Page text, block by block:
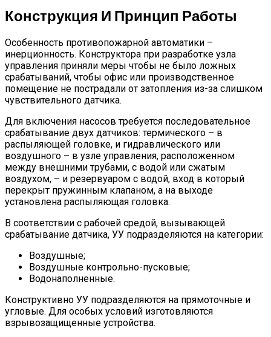
Конструкция И Принцип Работы
Особенность противопожарной автоматики –
инерционность. Конструктора при разработке узла
управления приняли меры чтобы не было ложных
срабатываний, чтобы офис или производственное
помещение не пострадали от затопления из-за слишком
чувствительного датчика.
Для включения насосов требуется последовательное
срабатывание двух датчиков: термического – в
распыляющей головке, и гидравлического или
воздушного – в узле управления, расположенном
между внешними трубами, с водой или сжатым
воздухом, – и резервуаром с водой, вход в который
перекрыт пружинным клапаном, а на выходе
установлена распыляющая головка.
В соответствии с рабочей средой, вызывающей
срабатывание датчика, УУ подразделяются на категории:
Воздушные;
Воздушные контрольно-пусковые;
Водонаполненные.
Конструктивно УУ подразделяются на прямоточные и
угловые. Для особых условий изготовляются
взрывозащищенные устройства.